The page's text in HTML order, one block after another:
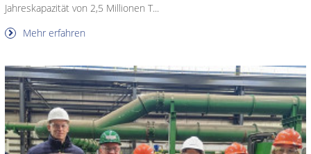
Jahreskapazität von 2,5 Millionen T...
Mehr erfahren